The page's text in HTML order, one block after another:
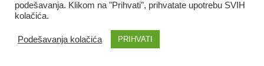
meseci. Na raspolaganju su krediti za finansiranje likvidnosti i
Paket mera podrške privredi Vlade Republike Srbije donet je u
podešavanja. Klikom na "Prihvati", prihvatate upotrebu SVIH
kolačića.
Podešavanja kolačića PRIHVATI